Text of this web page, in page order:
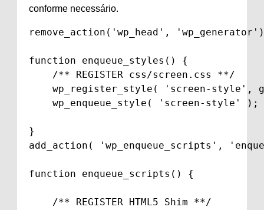
conforme necessário.
remove_action('wp_head',
function enqueue_styles() {
    /** REGISTER css/screen.css **/
wp_register_style( 'screen-style',
    wp_enqueue_style( 'screen-style' );
}
add_action( 'wp_enqueue_scripts',
function enqueue_scripts() {
    /** REGISTER HTML5 Shim **/